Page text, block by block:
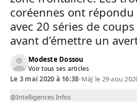
coréennes ont répondu
avec 20 séries de
avant d’émettre un
Modeste Dossou
Voir tous ses articles
Le 3 mai 2020 à 16:38•MàJ le 29 aou
@Intelligences Infos